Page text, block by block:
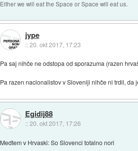
Either we will eat the Space or Space will eat us.
jype
::20. okt 2017, 17:23
Pa saj nihče ne odstopa od sporazuma (razen
Pa razen nacionalistov v Sloveniji nihče ni trdil,
Egidij88
::20. okt 2017, 17:26
Medtem v Hrvaski: So Slovenci totalno nori